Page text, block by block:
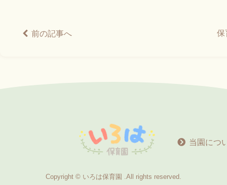
前の記事へ 保
当園につ
Copyright © いろは保育園 .All rights reserved.